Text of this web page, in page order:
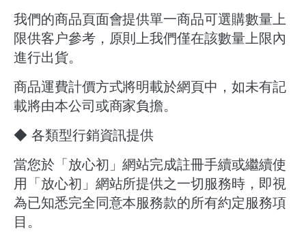
我們的商品頁面會提供單一商品可選購數量上
限供客户參考，原則上我們僅在該數量上限內
進行出貨。
商品運費計價方式將明載於網頁中，如未有記
載將由本公司或商家負擔。
◆ 各類型行銷資訊提供
當您於「放心初」網站完成註冊手續或繼續使
用「放心初」網站所提供之一切服務時，即視
為已知悉完全同意本服務款的所有約定服務項
目。